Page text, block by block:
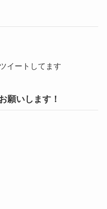
イートしてます
願いします！